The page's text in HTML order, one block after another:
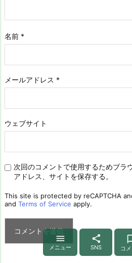
名前 *
メールアドレス *
ウェブサイト
次回のコメントで使用するためブラ
アドレス、サイトを保存する。
This site is protected by reCAPTCHA
and Terms of Service apply.

メニュー

SNS コ